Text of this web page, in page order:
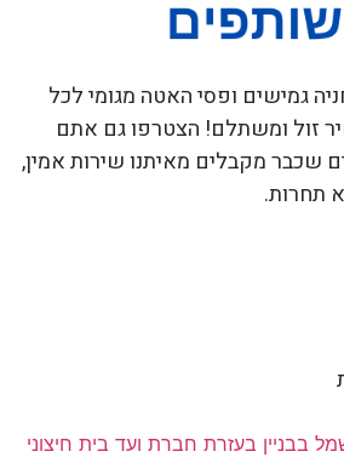
גמישים ופסי האטה מגומי לכל
זול ומשתלם! הצטרפו גם אתם
שכבר מקבלים מאיתנו שירות אמין,
תחרות.
בבניין בעזרת חברת ועד בית חיצוני